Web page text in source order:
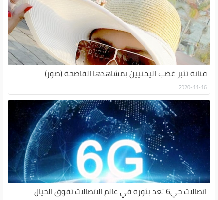
فنانة تثير غضب اليمنيين بمشاهدها الفاضحة (صور)
2020-11-16
اتصالات جي6 تعد بثورة في عالم الاتصالات تفوق الخيال